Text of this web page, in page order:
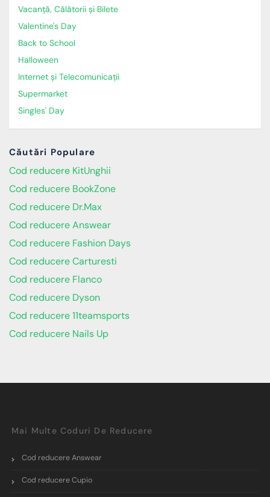
Vacanță, Călătorii și Bilete
Valentine's Day
Back to School
Halloween
Internet și Telecomunicații
Supermarket
Singles' Day
Căutări Populare
Cod reducere KitUnghii
Cod reducere BookZone
Cod reducere Dr.Max
Cod reducere Answear
Cod reducere Fashion Days
Cod reducere Carturesti
Cod reducere Flanco
Cod reducere Dyson
Cod reducere 11teamsports
Cod reducere Nails Up
Mai Multe Coduri De Reducere
Cod reducere Answear
Cod reducere Cupio